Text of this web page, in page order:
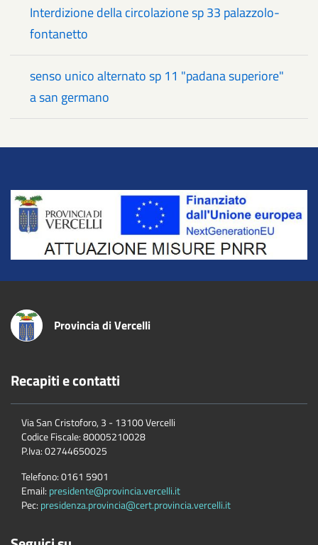
Interdizione della circolazione sp 33 palazzolo-
fontanetto
senso unico alternato sp 11 "padana superiore"
a san germano
Title
Provincia di Vercelli
Recapiti e contatti
Via San Cristoforo, 3 - 13100 Vercelli
Codice Fiscale:80005210028
P.Iva:02744650025
Telefono:0161 5901
Email: presidente@provincia.vercelli.it
Pec: presidenza.provincia@cert.provincia.vercelli.it